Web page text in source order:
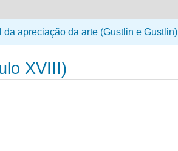
apreciação da arte (Gustlin e Gustlin)
XVIII)